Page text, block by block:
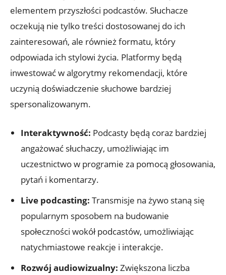
elementem przyszłości podcastów. Słuchacze
oczekują nie tylko treści dostosowanej do ich
zainteresowań, ale również formatu, który
odpowiada ich stylowi życia. Platformy będą
inwestować w algorytmy rekomendacji, które
uczynią doświadczenie słuchowe bardziej
spersonalizowanym.
Interaktywność: Podcasty będą coraz bardziej
angażować słuchaczy, umożliwiając im
uczestnictwo w programie za pomocą głosowania,
pytań i komentarzy.
Live podcasting: Transmisje na żywo staną się
popularnym sposobem na budowanie
społeczności wokół podcastów, umożliwiając
natychmiastowe reakcje i interakcje.
Rozwój audiowizualny: Zwiększona liczba